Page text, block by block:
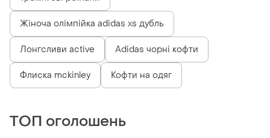
Жіноча олімпійка adidas xs дубль
Лонгсливи active Adidas чорні кофти
Флиска mckinley Кофти на одяг
ТОП оголошень